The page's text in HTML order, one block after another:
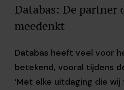
Databas: De partner
meedenkt
Databas heeft veel voor
betekend, vooral tijdens
‘Met elke uitdaging die